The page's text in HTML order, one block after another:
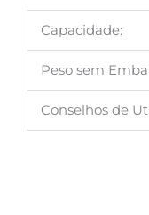
Capacidade:
Peso sem
Conselhos de